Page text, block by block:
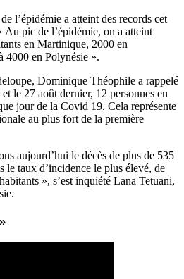
l’épidémie a atteint des records cet
Au pic de l’épidémie, on a atteint
en Martinique, 2000 en
4000 en Polynésie ».
Dominique Théophile a rappelé
le 27 août dernier, 12 personnes en
jour de la Covid 19. Cela représente
au plus fort de la première
aujourd’hui le décès de plus de 535
le taux d’incidence le plus élevé, de
», s’est inquiété Lana Tetuani,